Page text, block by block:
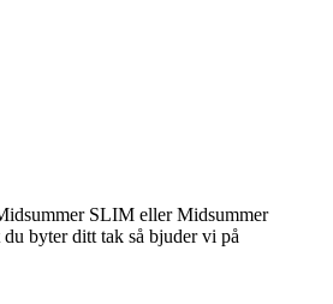
SLIM eller Midsummer
byter ditt tak så bjuder vi på